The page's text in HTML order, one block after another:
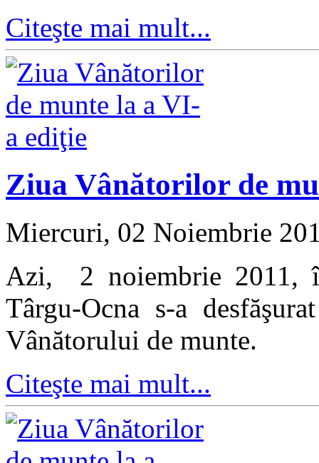
Citeşte mai mult...
Ziua Vânătorilor de
Miercuri, 02 Noiembrie
Azi, 2 noiembrie 2011,
Târgu-Ocna s-a
Vânătorului de munte.
Citeşte mai mult...